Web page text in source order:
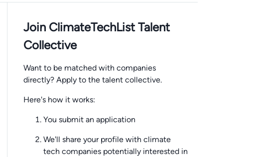
Join ClimateTechList Talent
Collective
Want to be matched with companies
directly? Apply to the talent collective.
Here's how it works:
You submit an application
We'll share your profile with climate
tech companies potentially interested in